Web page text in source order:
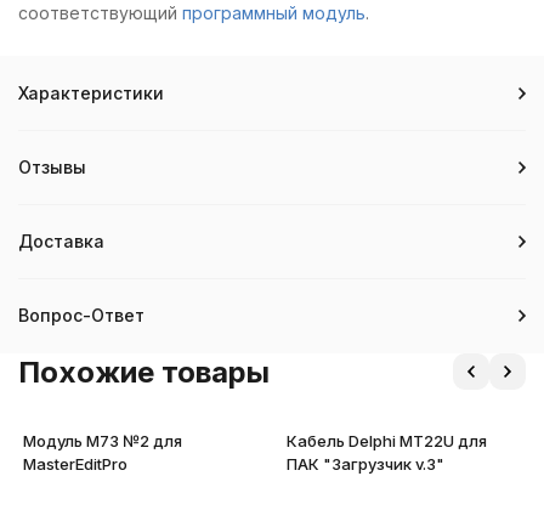
соответствующий программный модуль.
Характеристики
Отзывы
Доставка
Вопрос-Ответ
Похожие товары
Модуль М73 №2 для
MasterEditPro
Кабель Delphi MT22U для
ПАК "Загрузчик v.3"